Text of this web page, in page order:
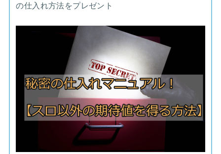
の仕入れ方法をプレゼント